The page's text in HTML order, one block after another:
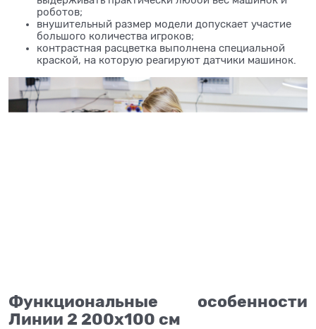
роботов;
внушительный размер модели допускает участие
большого количества игроков;
контрастная расцветка выполнена специальной
краской, на которую реагируют датчики машинок.
Функциональные особенности
Линии 2 200х100 см